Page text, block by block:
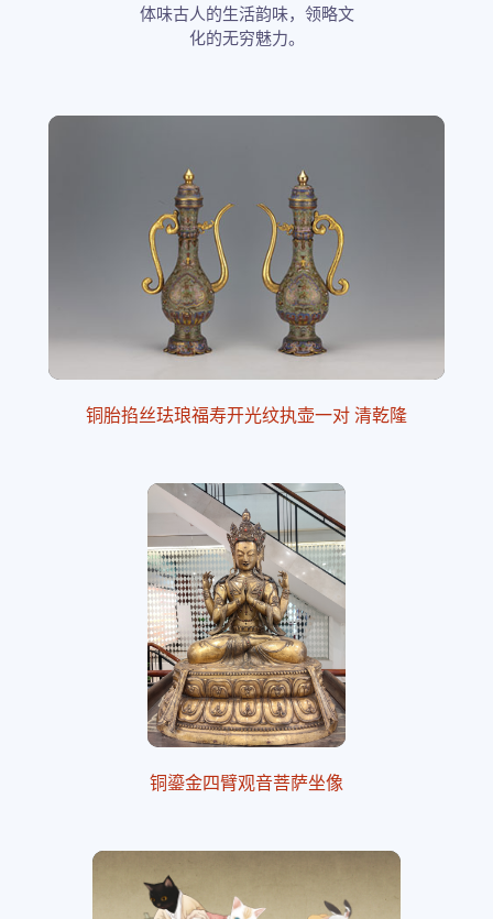
体味古人的生活韵味，领略文
化的无穷魅力。
铜胎掐丝珐琅福寿开光纹执壶一对 清乾隆
铜鎏金四臂观音菩萨坐像